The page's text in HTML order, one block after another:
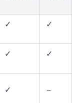
✓ ✓
✓ ✓
✓ –